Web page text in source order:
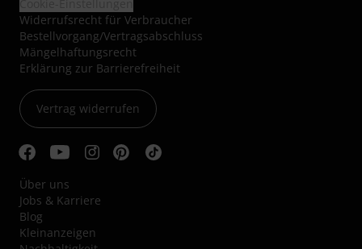
Widerrufsrecht für Verbraucher
Bestellvorgang/Vertragsabschluss
Mängelhaftungsrecht
Erklärung zur Barrierefreiheit
Vertrag widerrufen
Über uns
Jobs & Karriere
Blog
Kleinanzeigen